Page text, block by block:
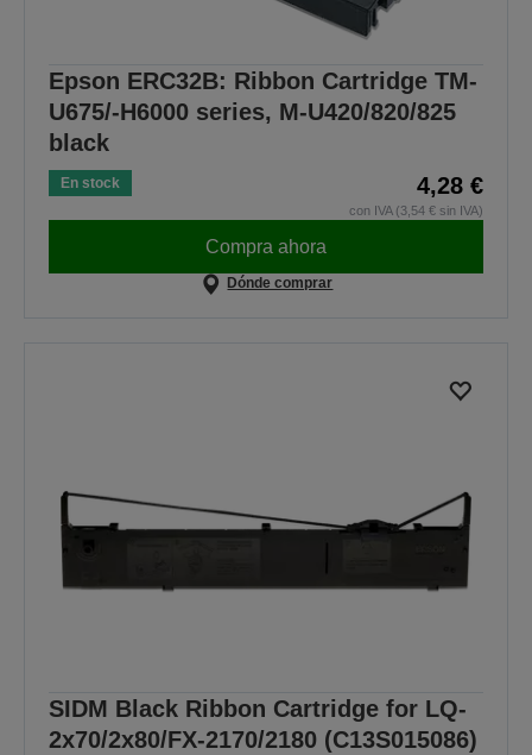
Epson ERC32B: Ribbon Cartridge TM-
U675/-H6000 series, M-U420/820/825
black
En stock 4,28 €
con IVA (3,54 € sin IVA)
Compra ahora
Dónde comprar
SIDM Black Ribbon Cartridge for LQ-
2x70/2x80/FX-2170/2180 (C13S015086)